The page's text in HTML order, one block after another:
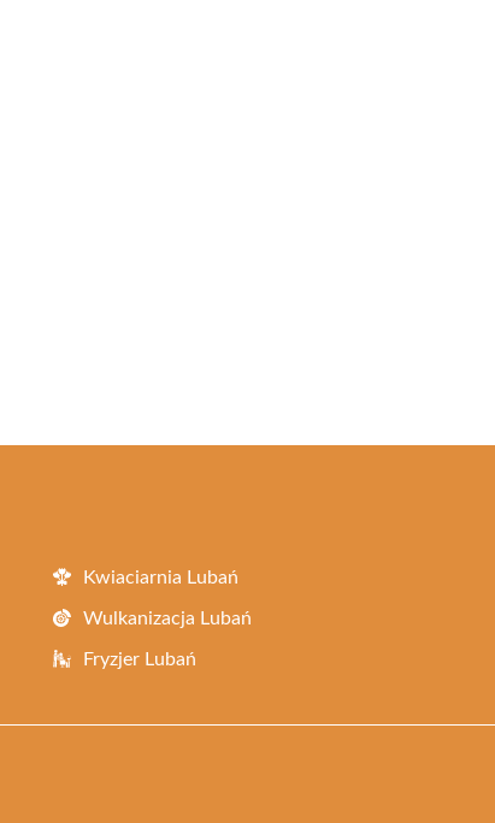
Kwiaciarnia Lubań
Wulkanizacja Lubań
Fryzjer Lubań